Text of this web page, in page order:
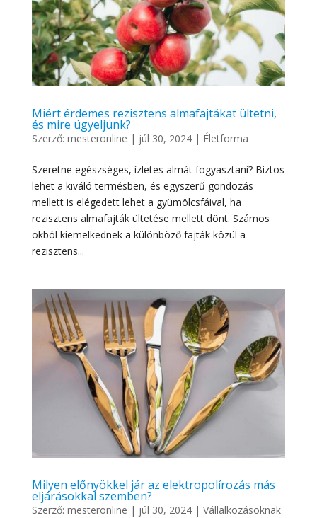
Miért érdemes rezisztens almafajtákat ültetni,
és mire ügyeljünk?
Szerző: mesteronline | júl 30, 2024| Életforma
Szeretne egészséges, ízletes almát fogyasztani? Biztos
lehet a kiváló termésben, és egyszerű gondozás
mellett is elégedett lehet a gyümölcsfáival, ha
rezisztens almafajták ültetése mellett dönt. Számos
okból kiemelkednek a különböző fajták közül a
rezisztens...
Milyen előnyökkel jár az elektropolírozás más
eljárásokkal szemben?
Szerző: mesteronline | júl 30, 2024| Vállalkozásoknak